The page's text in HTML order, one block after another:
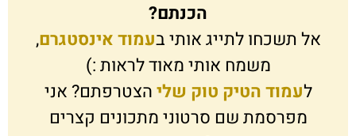
הכנתם?
אל תשכחו לתייג אותי בעמוד אינסטגרם,
משמח אותי מאוד לראות :)
לעמוד הטיק טוק שליהצטרפתם? אני
מפרסמת שם סרטוני מתכונים קצרים